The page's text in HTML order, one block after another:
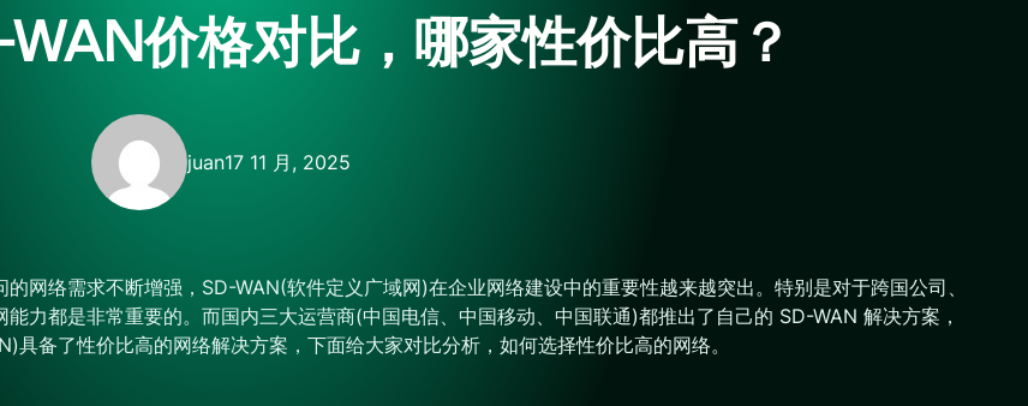
价格对比，哪家性价比高？
juan17 11 月, 2025
网络需求不断增强，SD-WAN(软件定义广域网)在企业网络建设中的重要性越来越突出。特别是对于跨国公司、
力都是非常重要的。而国内三大运营商(中国电信、中国移动、中国联通)都推出了自己的 SD-WAN 解决方案，
备了性价比高的网络解决方案，下面给大家对比分析，如何选择性价比高的网络。